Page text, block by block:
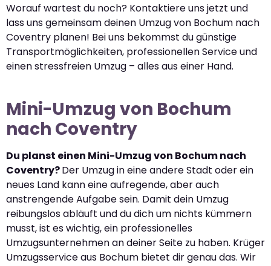
Worauf wartest du noch? Kontaktiere uns jetzt und
lass uns gemeinsam deinen Umzug von Bochum nach
Coventry planen! Bei uns bekommst du günstige
Transportmöglichkeiten, professionellen Service und
einen stressfreien Umzug – alles aus einer Hand.
Mini-Umzug von Bochum
nach Coventry
Du planst einen Mini-Umzug von Bochum nach
Coventry?Der Umzug in eine andere Stadt oder ein
neues Land kann eine aufregende, aber auch
anstrengende Aufgabe sein. Damit dein Umzug
reibungslos abläuft und du dich um nichts kümmern
musst, ist es wichtig, ein professionelles
Umzugsunternehmen an deiner Seite zu haben. Krüger
Umzugsservice aus Bochum bietet dir genau das. Wir